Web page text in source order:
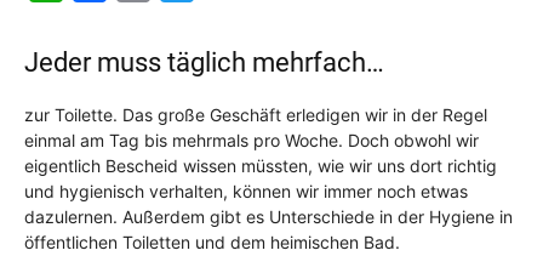
Jeder muss täglich mehrfach…
zur Toilette. Das große Geschäft erledigen wir in der Regel
einmal am Tag bis mehrmals pro Woche. Doch obwohl wir
eigentlich Bescheid wissen müssten, wie wir uns dort richtig
und hygienisch verhalten, können wir immer noch etwas
dazulernen. Außerdem gibt es Unterschiede in der Hygiene in
öffentlichen Toiletten und dem heimischen Bad.